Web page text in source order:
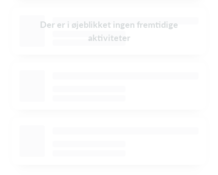
Der er i øjeblikket ingen fremtidige
aktiviteter